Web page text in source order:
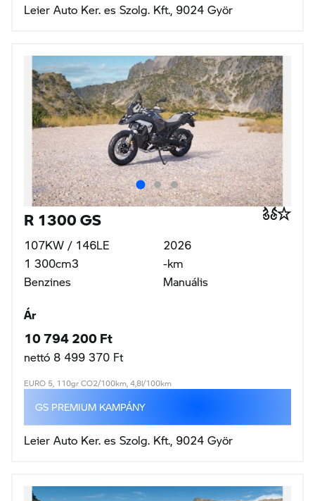
Leier Auto Ker. es Szolg. Kft., 9024 Györ
R 1300 GS
107KW / 146LE
1 300cm3
Benzines
2026
-km
Manuális
Ár
10 794 200 Ft
nettó 8 499 370 Ft
EURO 5, 110gr CO2/100km, 4,8l/100km
GS PREMIUM KAMPÁNY
Leier Auto Ker. es Szolg. Kft., 9024 Györ